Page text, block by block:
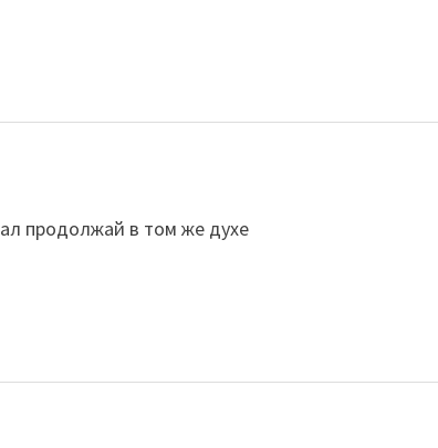
продолжай в том же духе